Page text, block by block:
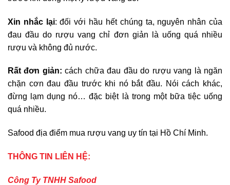
Xin nhắc lại: đối với hầu hết chúng ta, nguyên nhân của
đau đầu do rượu vang chỉ đơn giản là uống quá nhiều
rượu và không đủ nước.
Rất đơn giản: cách chữa đau đầu do rượu vang là ngăn
chặn cơn đau đầu trước khi nó bắt đầu. Nói cách khác,
đừng lạm dụng nó… đặc biệt là trong một bữa tiệc uống
quá nhiều.
Safood địa điểm mua rượu vang uy tín tại Hồ Chí Minh.
THÔNG TIN LIÊN HỆ:
Công Ty TNHH Safood